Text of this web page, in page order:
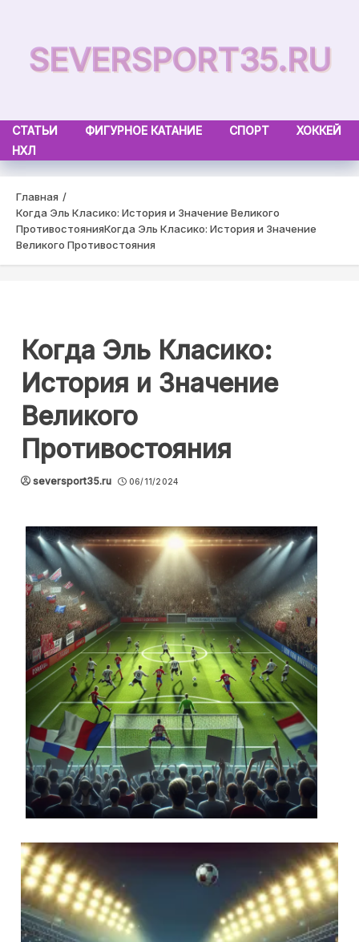
contentSEVERSPORT35.RU
СТАТЬИ ФИГУРНОЕ КАТАНИЕ СПОРТ
ХОККЕЙ
НХЛ
Главная
Когда Эль Класико: История и Значение Великого
ПротивостоянияКогда Эль Класико: История и Значение
Великого Противостояния
Когда Эль Класико:
История и Значение
Великого
Противостояния
seversport35.ru 06/11/2024